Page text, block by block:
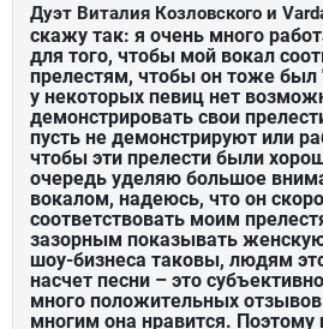
Дуэт Виталия Козловского и
скажу так: я очень много
для того, чтобы мой вокал
прелестям, чтобы он тоже был
у некоторых певиц нет
демонстрировать свои
пусть не демонстрируют или
чтобы эти прелести были
очередь уделяю большое
вокалом, надеюсь, что он
соответствовать моим
зазорным показывать
шоу-бизнеса таковы, людям
насчет песни – это
много положительных отзывов
многим она нравится. Поэтому